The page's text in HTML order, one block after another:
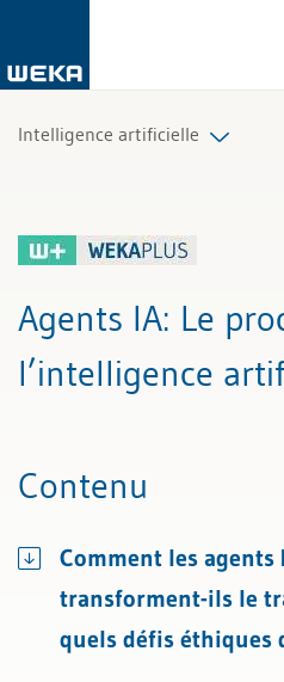
Intelligence artificielle
Agents IA: Le
l’intelligence
Contenu
Comment les agents
transforment-ils le
quels défis éthiques